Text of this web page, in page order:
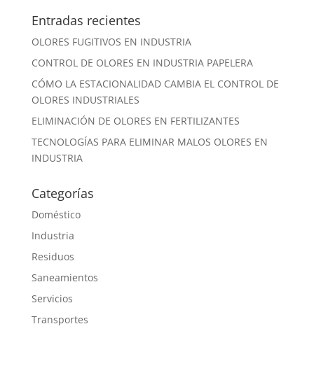
Entradas recientes
OLORES FUGITIVOS EN INDUSTRIA
CONTROL DE OLORES EN INDUSTRIA PAPELERA
CÓMO LA ESTACIONALIDAD CAMBIA EL CONTROL DE
OLORES INDUSTRIALES
ELIMINACIÓN DE OLORES EN FERTILIZANTES
TECNOLOGÍAS PARA ELIMINAR MALOS OLORES EN
INDUSTRIA
Categorías
Doméstico
Industria
Residuos
Saneamientos
Servicios
Transportes